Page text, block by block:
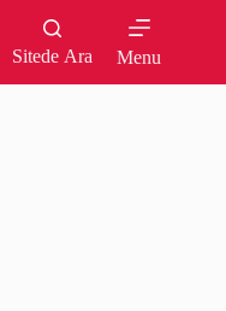
Sitede Ara Menu